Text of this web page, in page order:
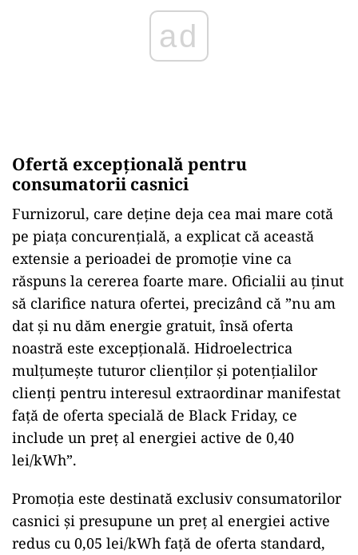
Ofertă excepțională pentru
consumatorii casnici
Furnizorul, care deține deja cea mai mare cotă
pe piața concurențială, a explicat că această
extensie a perioadei de promoție vine ca
răspuns la cererea foarte mare. Oficialii au ținut
să clarifice natura ofertei, precizând că ”nu am
dat și nu dăm energie gratuit, însă oferta
noastră este excepțională. Hidroelectrica
mulțumește tuturor clienților și potențialilor
clienți pentru interesul extraordinar manifestat
față de oferta specială de Black Friday, ce
include un preț al energiei active de 0,40
lei/kWh”.
Promoția este destinată exclusiv consumatorilor
casnici și presupune un preț al energiei active
redus cu 0,05 lei/kWh față de oferta standard,